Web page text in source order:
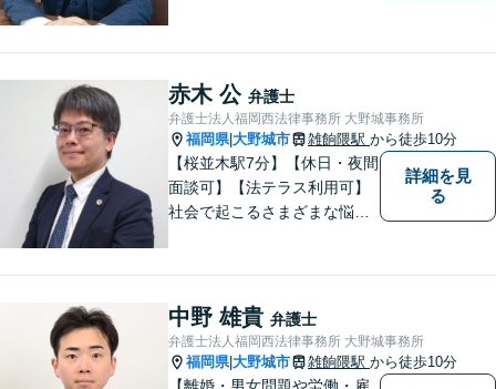
料相談あり。出張相談あり。
２０時まで営業。福岡県全域
と周辺対応。
赤木 公 弁護士
弁護士法人福岡西法律事務所 大野城事務所
福岡県|大野城市 雑餉隈駅 から徒歩10分
【桜並木駅7分】【休日・夜間
面談可】【法テラス利用可】
社会で起こるさまざまな悩み
す。 困りごとやご相談があり
ましたら、どうぞお気軽にお
声がけください。
詳細を見
る
中野 雄貴 弁護士
弁護士法人福岡西法律事務所 大野城事務所
福岡県|大野城市 雑餉隈駅 から徒歩10分
【離婚・男女問題や労働・雇